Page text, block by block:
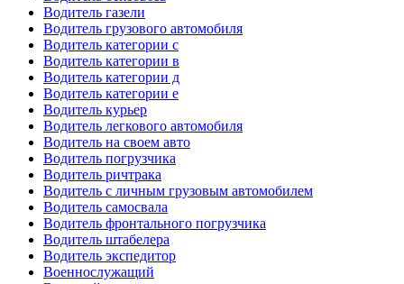
Водитель газели
Водитель грузового автомобиля
Водитель категории c
Водитель категории в
Водитель категории д
Водитель категории е
Водитель курьер
Водитель легкового автомобиля
Водитель на своем авто
Водитель погрузчика
Водитель ричтрака
Водитель с личным грузовым автомобилем
Водитель самосвала
Водитель фронтального погрузчика
Водитель штабелера
Водитель экспедитор
Военнослужащий